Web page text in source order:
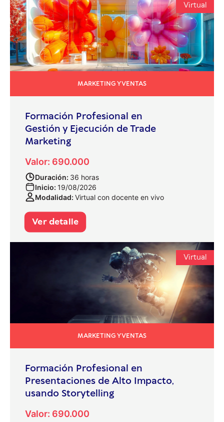
Virtual
MARKETING Y VENTAS
Formación Profesional en
Gestión y Ejecución de Trade
Marketing
Valor: 690.000
Duración: 36 horas
Inicio: 19/08/2026
Modalidad: Virtual con docente en vivo
Ver detalle
Virtual
MARKETING Y VENTAS
Formación Profesional en
Presentaciones de Alto Impacto,
usando Storytelling
Valor: 690.000